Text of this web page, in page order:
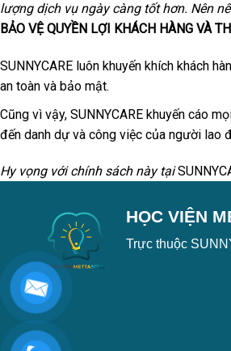
lượng dịch vụ ngày càng tốt hơn. Nên
BẢO VỆ QUYỀN LỢI KHÁCH HÀNG VÀ
SUNNYCARE luôn khuyến khích khách
an toàn và bảo mật.
Cũng vì vậy, SUNNYCARE khuyến cáo
đến danh dự và công việc của người lao
Hy vọng với chính sách này tại
HỌC VIỆN
Trực thuộc